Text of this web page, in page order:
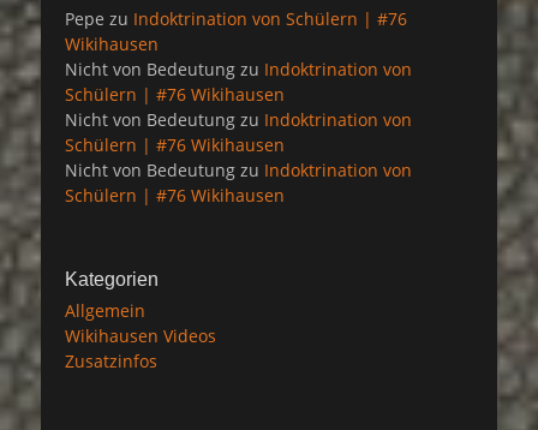
Pepe zu Indoktrination von Schülern | #76
Wikihausen
Nicht von Bedeutung zu Indoktrination von
Schülern | #76 Wikihausen
Nicht von Bedeutung zu Indoktrination von
Schülern | #76 Wikihausen
Nicht von Bedeutung zu Indoktrination von
Schülern | #76 Wikihausen
Kategorien
Allgemein
Wikihausen Videos
Zusatzinfos